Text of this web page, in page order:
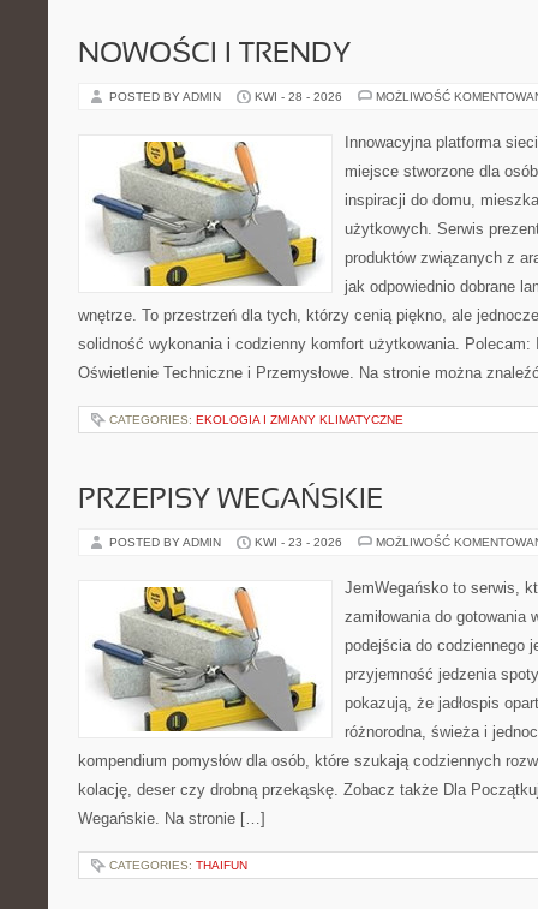
NOWOŚCI I TRENDY
POSTED BY ADMIN KWI - 28 - 2026 MOŻLIWOŚĆ
Innowacyjna platforma
miejsce stworzone dla
inspiracji do domu,
użytkowych. Serwis
produktów związanych z
jak odpowiednio dobrane
wnętrze. To przestrzeń dla tych, którzy cenią piękno, ale
solidność wykonania i codzienny komfort użytkowania. Polecam:
Oświetlenie Techniczne i Przemysłowe. Na stronie można
CATEGORIES: EKOLOGIA I ZMIANY KLIMATYCZNE
PRZEPISY WEGAŃSKIE
POSTED BY ADMIN KWI - 23 - 2026 MOŻLIWOŚĆ
JemWegańsko to serwis,
zamiłowania do gotowania
podejścia do codziennego
przyjemność jedzenia
pokazują, że jadłospis
różnorodna, świeża i
kompendium pomysłów dla osób, które szukają codziennych
kolację, deser czy drobną przekąskę. Zobacz także Dla
Wegańskie. Na stronie […]
CATEGORIES: THAIFUN